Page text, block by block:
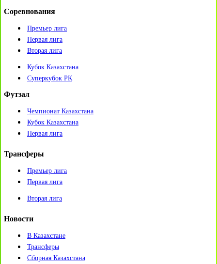
Соревнования
Премьер лига
Первая лига
Вторая лига
Кубок Казахстана
Суперкубок РК
Футзал
Чемпионат Казахстана
Кубок Казахстана
Первая лига
Трансферы
Премьер лига
Первая лига
Вторая лига
Новости
В Казахстане
Трансферы
Сборная Казахстана